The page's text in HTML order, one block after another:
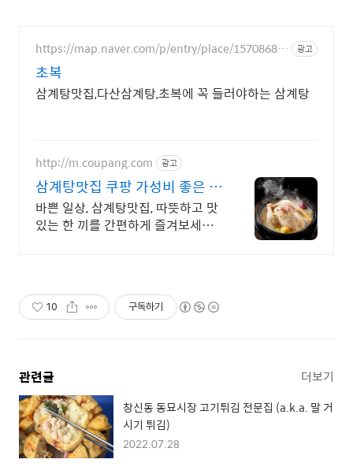
https://map.naver.com/p/entry/place/15708685 광고
초복
삼계탕맛집,다산삼계탕,초복에 꼭 들러야하는 삼계탕
http://m.coupang.com 광고
삼계탕맛집 쿠팡 가성비 좋은 간
편 국물 요리
바쁜 일상, 삼계탕맛집, 따뜻하고 맛
있는 한 끼를 간편하게 즐겨보세요.
10 구독하기
관련글 더보기
창신동 동묘시장 고기튀김 전문집 (a.k.a. 말 거
시기 튀김)
2022.07.28